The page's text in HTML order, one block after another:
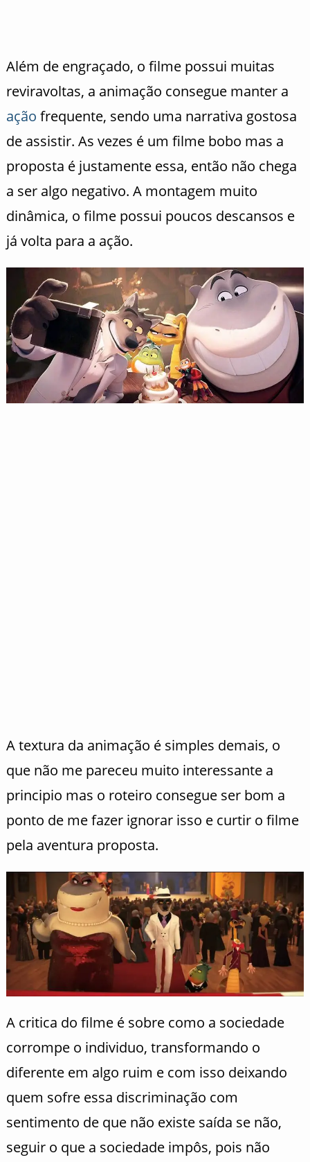
Além de engraçado, o filme possui muitas
reviravoltas, a animação consegue manter a
ação frequente, sendo uma narrativa gostosa
de assistir. As vezes é um filme bobo mas a
proposta é justamente essa, então não chega
a ser algo negativo. A montagem muito
dinâmica, o filme possui poucos descansos e
já volta para a ação.
A textura da animação é simples demais, o
que não me pareceu muito interessante a
principio mas o roteiro consegue ser bom a
ponto de me fazer ignorar isso e curtir o filme
pela aventura proposta.
A critica do filme é sobre como a sociedade
corrompe o individuo, transformando o
diferente em algo ruim e com isso deixando
quem sofre essa discriminação com
sentimento de que não existe saída se não,
seguir o que a sociedade impôs, pois não